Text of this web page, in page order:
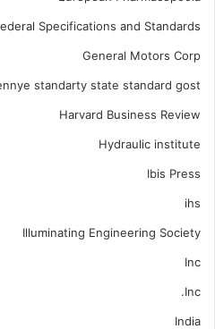
Specifications and Standards
General Motors Corp
standarty state standard gost
Harvard Business Review
Hydraulic institute
Ibis Press
ihs
Illuminating Engineering Society
Inc
Inc.
India